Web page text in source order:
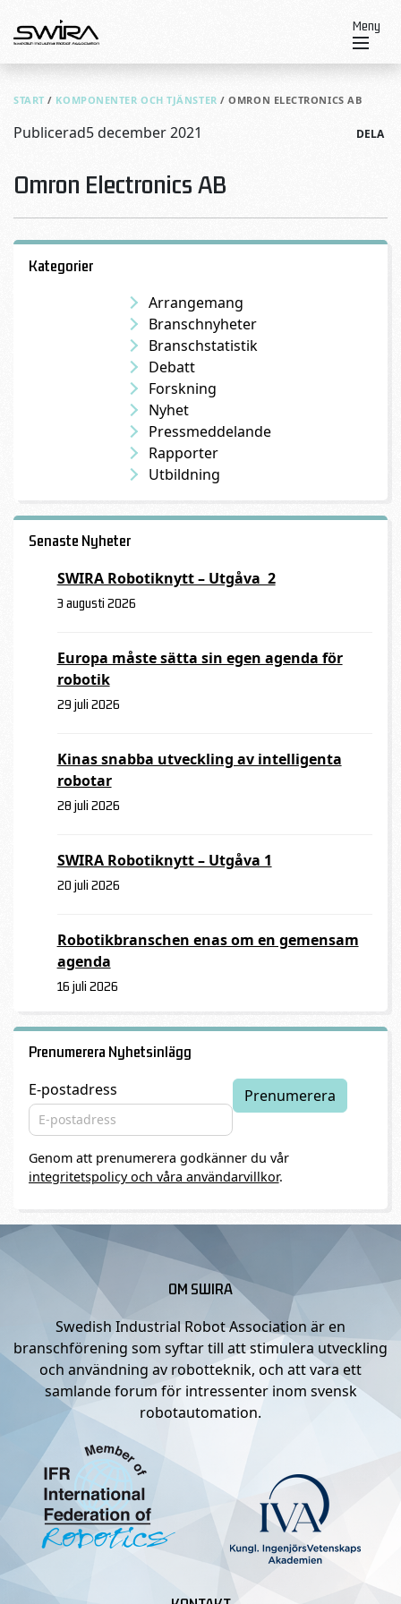
Meny
START / KOMPONENTER OCH TJÄNSTER / OMRON ELECTRONICS AB
Publicerad5 december 2021 DELA
Omron Electronics AB
Kategorier
Arrangemang
Branschnyheter
Branschstatistik
Debatt
Forskning
Nyhet
Pressmeddelande
Rapporter
Utbildning
Senaste Nyheter
SWIRA Robotiknytt – Utgåva 2
3 augusti 2026
Europa måste sätta sin egen agenda för
robotik
29 juli 2026
Kinas snabba utveckling av intelligenta
robotar
28 juli 2026
SWIRA Robotiknytt – Utgåva 1
20 juli 2026
Robotikbranschen enas om en gemensam
agenda
16 juli 2026
Prenumerera Nyhetsinlägg
E-postadress
Genom att prenumerera godkänner du vår
integritetspolicy och våra användarvillkor.
OM SWIRA
Swedish Industrial Robot Association är en
branschförening som syftar till att stimulera utveckling
och användning av robotteknik, och att vara ett
samlande forum för intressenter inom svensk
robotautomation.